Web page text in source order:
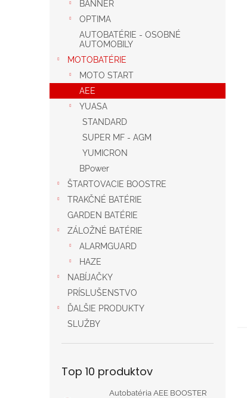
BANNER
OPTIMA
AUTOBATÉRIE - OSOBNÉ
AUTOMOBILY
MOTOBATÉRIE
MOTO START
AEE
YUASA
STANDARD
SUPER MF - AGM
YUMICRON
BPower
ŠTARTOVACIE BOOSTRE
TRAKČNÉ BATÉRIE
GARDEN BATÉRIE
ZÁLOŽNÉ BATÉRIE
ALARMGUARD
HAZE
NABÍJAČKY
PRÍSLUŠENSTVO
ĎALŠIE PRODUKTY
SLUŽBY
Top 10 produktov
Autobatéria AEE BOOSTER